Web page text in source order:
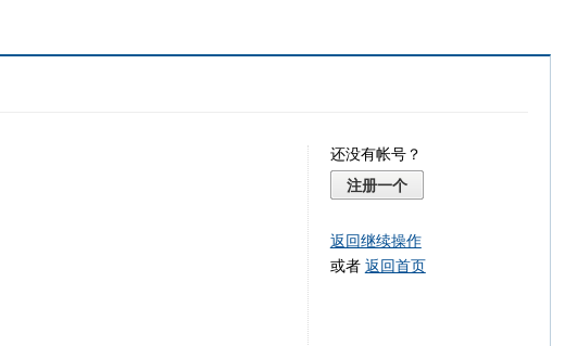
还没有帐号？
注册一个
返回继续操作
或者 返回首页